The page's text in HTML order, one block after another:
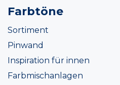
Farbtöne
Sortiment
Pinwand
Inspiration für innen
Farbmischanlagen